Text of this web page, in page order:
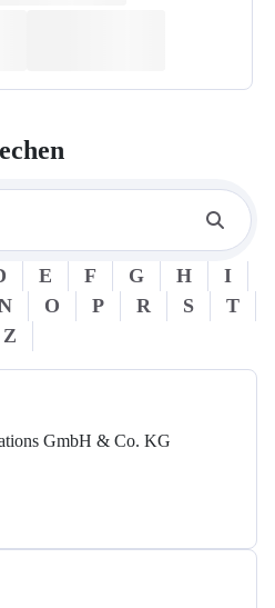
E F G H
I
O P R S
T
Z
GmbH & Co. KG